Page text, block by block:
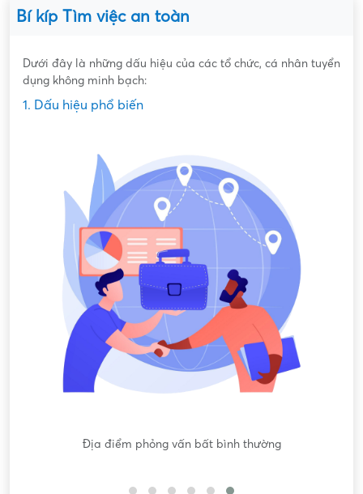
Bí kíp Tìm việc an toàn
Dưới đây là những dấu hiệu của các tổ chức, cá nhân tuyển
dụng không minh bạch:
1. Dấu hiệu phổ biến
Nội dung mô tả công việc sơ sài, không đồng nhất với công